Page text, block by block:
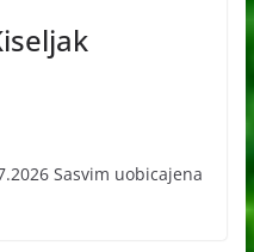
Sasvim uobicajena